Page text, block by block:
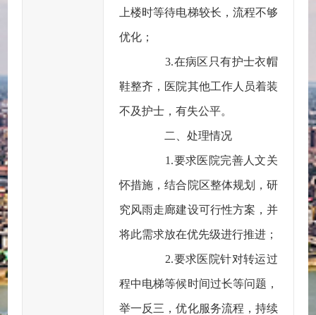
上楼时等待电梯较长，流程不够
优化；
3.在病区只有护士衣帽
鞋整齐，医院其他工作人员着装
不及护士，有失公平。
二、处理情况
1.要求医院完善人文关
怀措施，结合院区整体规划，研
究风雨走廊建设可行性方案，并
将此需求放在优先级进行推进；
2.要求医院针对转运过
程中电梯等候时间过长等问题，
举一反三，优化服务流程，持续